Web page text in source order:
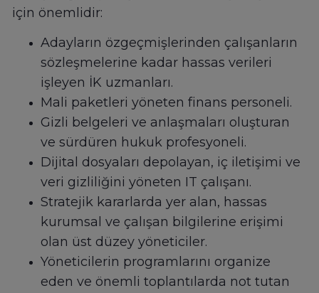
için önemlidir:
Adayların özgeçmişlerinden çalışanların
sözleşmelerine kadar hassas verileri
işleyen İK uzmanları.
Mali paketleri yöneten finans personeli.
Gizli belgeleri ve anlaşmaları oluşturan
ve sürdüren hukuk profesyoneli.
Dijital dosyaları depolayan, iç iletişimi ve
veri gizliliğini yöneten IT çalışanı.
Stratejik kararlarda yer alan, hassas
kurumsal ve çalışan bilgilerine erişimi
olan üst düzey yöneticiler.
Yöneticilerin programlarını organize
eden ve önemli toplantılarda not tutan